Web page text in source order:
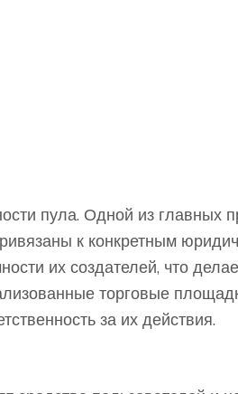
пула. Одной из главных
к конкретным
их создателей, что
торговые
за их действия.